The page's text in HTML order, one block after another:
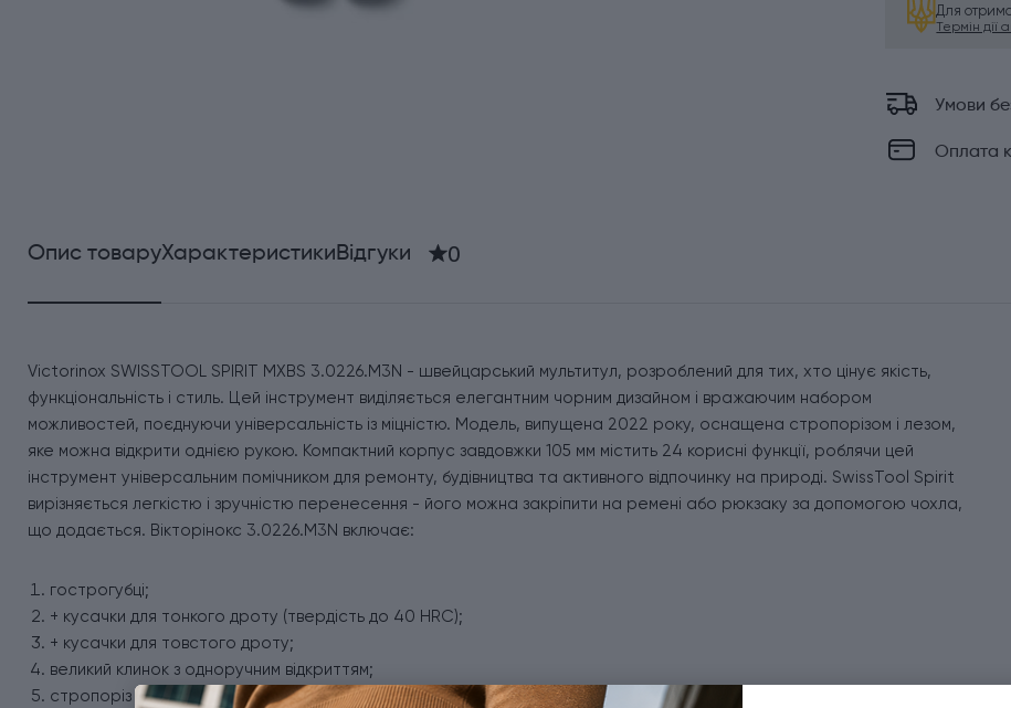
Для
Термін дії
Умови
Оплата
Опис товаруХарактеристикиВідгуки 0
Victorinox SWISSTOOL SPIRIT MXBS 3.0226.M3N - швейцарський мультитул, розроблений для тих, хто цінує якість,
функціональність і стиль. Цей інструмент виділяється елегантним чорним дизайном і вражаючим набором
можливостей, поєднуючи універсальність із міцністю. Модель, випущена 2022 року, оснащена стропорізом і лезом,
яке можна відкрити однією рукою. Компактний корпус завдовжки 105 мм містить 24 корисні функції, роблячи цей
інструмент універсальним помічником для ремонту, будівництва та активного відпочинку на природі. SwissTool Spirit
вирізняється легкістю і зручністю перенесення - його можна закріпити на ремені або рюкзаку за допомогою чохла,
що додається. Вікторінокс 3.0226.M3N включає:
гострогубці;
+ кусачки для тонкого дроту (твердість до 40 HRC);
+ кусачки для товстого дроту;
великий клинок з одноручним відкриттям;
стропоріз (одноручний);